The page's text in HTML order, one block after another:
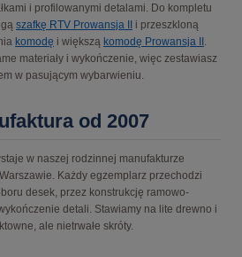
i profilowanymi detalami. Do kompletu
szafkę RTV Prowansja II i przeszkloną
komodę i większą komodę Prowansja II
materiały i wykończenie, więc zestawiasz
w pasującym wybarwieniu.
od 2007
w naszej rodzinnej manufakturze
Każdy egzemplarz przechodzi
desek, przez konstrukcję ramowo-
detali. Stawiamy na lite drewno i
ale nietrwałe skróty.